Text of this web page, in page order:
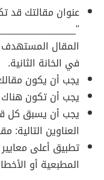
عنوان مقالتك قد
المقال
في الخانة الثانية.
يجب أن يكون
يجب أن تكون
يجب أن يسبق كل
العناوين التالية:
تطبيق أعلى معايير
المطبعية أو